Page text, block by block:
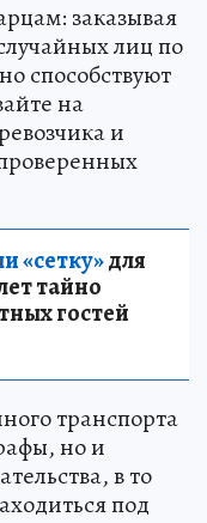
заказывая
лиц по
способствуют
на
и
«сетку»для
тайно
гостей
транспорта
но и
в то
под